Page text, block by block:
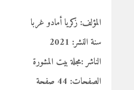
المؤلف: زكريا أمادو غربا
سنة النشر: 2021
الناشر :مجلة بيت المشورة
الصفحات: 44 صفحة